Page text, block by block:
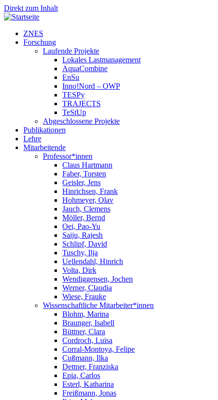
Direkt zum Inhalt
ZNES
Forschung
Laufende Projekte
Lokales Lastmanagement
AquaCombine
EnSu
Inno!Nord – OWP
TESPy
TRAJECTS
TeStUp
Abgeschlossene Projekte
Publikationen
Lehre
Mitarbeitende
Professor*innen
Claus Hartmann
Faber, Torsten
Geisler, Jens
Hinrichsen, Frank
Hohmeyer, Olav
Jauch, Clemens
Möller, Bernd
Oei, Pao-Yu
Saiju, Rajesh
Schlipf, David
Tuschy, Ilja
Uellendahl, Hinrich
Volta, Dirk
Wendiggensen, Jochen
Werner, Claudia
Wiese, Frauke
Wissenschaftliche Mitarbeiter*innen
Blohm, Marina
Braunger, Isabell
Büttner, Clara
Cordroch, Luisa
Corral-Montoya, Felipe
Cußmann, Ilka
Dettner, Franziska
Epia, Carlos
Esterl, Katharina
Freißmann, Jonas